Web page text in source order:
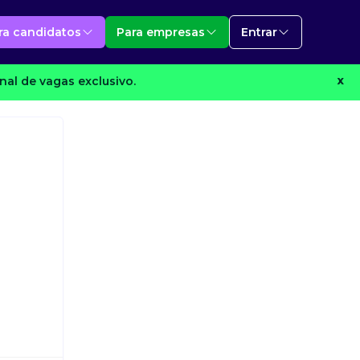
candidatos Para empresas Entrar
de vagas exclusivo. X